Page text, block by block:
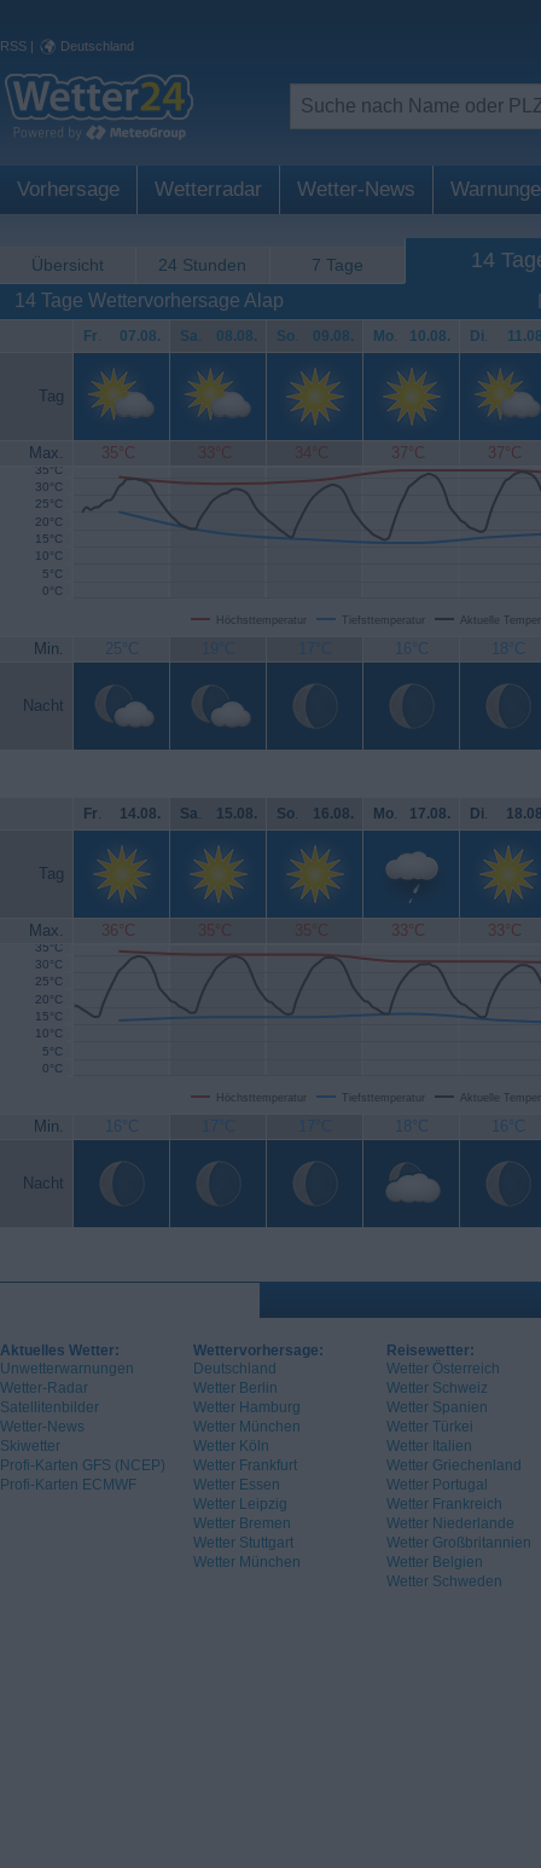
RSS | Deutschland
Vorhersage Wetterradar Wetter-News
Übersicht 24 Stunden 7 Tage 14
14 Tage Wettervorhersage Alap
Fr. 07.08. Sa. 08.08. So. 09.08. Mo. 10.08. Di.
Tag
Max. 35°C 33°C 34°C 37°C 37°C
Höchsttemperatur Tiefsttemperatur Aktuelle
0°C
5°C
10°C
15°C
20°C
25°C
30°C
35°C
Min. 25°C 19°C 17°C 16°C 18°C
Nacht
Fr. 14.08. Sa. 15.08. So. 16.08. Mo. 17.08. Di.
Tag
Max. 36°C 35°C 35°C 33°C 33°C
Höchsttemperatur Tiefsttemperatur Aktuelle
0°C
5°C
10°C
15°C
20°C
25°C
30°C
35°C
Min. 16°C 17°C 17°C 18°C 16°C
Nacht
Aktuelles Wetter:
Unwetterwarnungen
Wetter-Radar
Satellitenbilder
Wetter-News
Skiwetter
Profi-Karten GFS (NCEP)
Profi-Karten ECMWF
Wettervorhersage:
Deutschland
Wetter Berlin
Wetter Hamburg
Wetter München
Wetter Köln
Wetter Frankfurt
Wetter Essen
Wetter Leipzig
Wetter Bremen
Wetter Stuttgart
Wetter München
Reisewetter:
Wetter Österreich
Wetter Schweiz
Wetter Spanien
Wetter Türkei
Wetter Italien
Wetter Griechenland
Wetter Portugal
Wetter Frankreich
Wetter Niederlande
Wetter Großbritannien
Wetter Belgien
Wetter Schweden